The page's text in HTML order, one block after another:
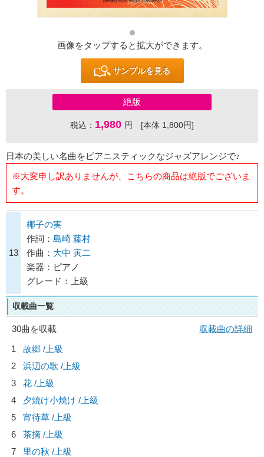
画像をタップすると拡大ができます。
サンプルを見る
絶版
税込： 1,980 円 [本体 1,800円]
日本の美しい名曲をピアニスティックなジャズアレンジで♪
※大変申し訳ありませんが、こちらの商品は絶版でございま
す。
13
椰子の実
作詞： 島崎 藤村
作曲： 大中 寅二
楽器：ピアノ
グレード：上級
収載曲一覧
30曲を収載
収載曲の詳細
1
故郷 /上級
2
浜辺の歌 /上級
3
花 /上級
4
夕焼け小焼け /上級
5
宵待草 /上級
6
茶摘 /上級
7
里の秋 /上級